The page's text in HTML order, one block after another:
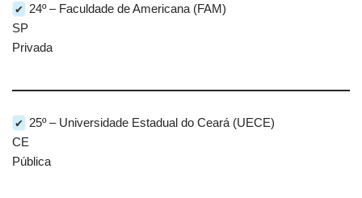
✔ 24º – Faculdade de Americana (FAM)
SP
Privada
✔ 25º – Universidade Estadual do Ceará (UECE)
CE
Pública